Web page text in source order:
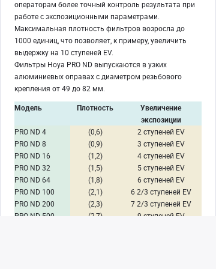
операторам более точный контроль результата при
работе с экспозиционными параметрами.
Максимальная плотность фильтров возросла до
1000 единиц, что позволяет, к примеру, увеличить
выдержку на 10 ступеней EV.
Фильтры Hoya PRO ND выпускаются в узких
алюминиевых оправах с диаметром резьбового
крепления от 49 до 82 мм.
Модель
Плотность
Увеличение
экспозиции
PRO ND 4
(0,6)
2 ступеней EV
PRO ND 8
(0,9)
3 ступеней EV
PRO ND 16
(1,2)
4 ступеней EV
PRO ND 32
(1,5)
5 ступеней EV
PRO ND 64
(1,8)
6 ступеней EV
PRO ND 100
(2,1)
6 2/3 ступеней EV
PRO ND 200
(2,3)
7 2/3 ступеней EV
PRO ND 500
(2,7)
9 ступеней EV